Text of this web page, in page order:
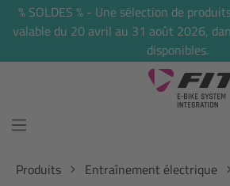
principal
% SOLDES % - Une sélection de
valable du 20 avril au 31 août 2026,
disponibles.
Produits Entraînement électrique